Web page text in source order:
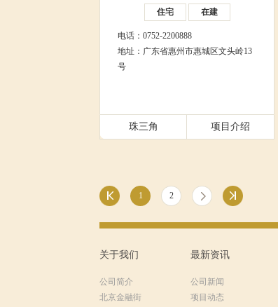
住宅 在建
电话：0752-2200888
地址：广东省惠州市惠城区文头岭13
号
珠三角 项目介绍
1 2
关于我们
公司简介
北京金融街
最新资讯
公司新闻
项目动态